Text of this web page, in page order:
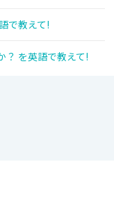
で教えて!
？ を英語で教えて!